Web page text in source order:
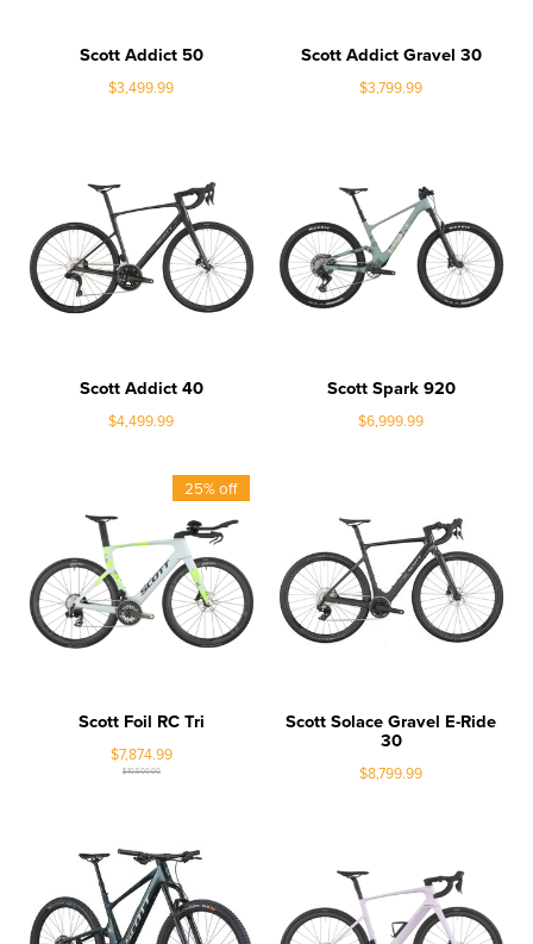
Scott Addict 50
$3,499.99
Scott Addict Gravel 30
$3,799.99
Scott Addict 40
$4,499.99
Scott Spark 920
$6,999.99
25% off
Scott Foil RC Tri
$7,874.99
$10,500.00
Scott Solace Gravel E-Ride
30
$8,799.99